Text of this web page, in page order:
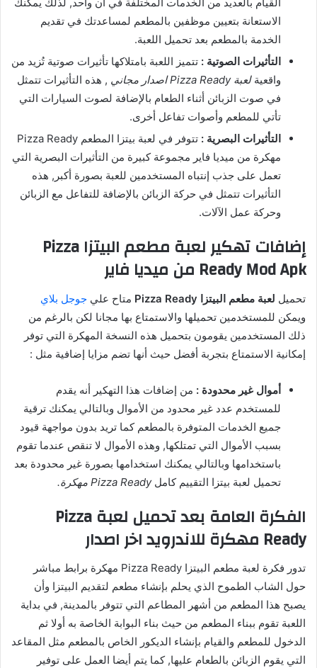
القيام بالعديد من الخدمات المختلفة في آن واحد, لذلك يمكنك
الاستعانة بتعيين موظفين بالمطعم لمساعدتك في تقديم
الخدمة بالمطعم بعد تحميل اللعبة.
التأثيرات الصوتية : تتميز اللعبة بامتلاكها تأثيرات صوتية تُزيد من
واقعيةلعبة Pizza Ready اصدار مجاني
, هذه التأثيرات تتمثل
في صوت الزبائن أثناء الطعام بالإضافة لصوت السيارات التي
تأتي للمطعم وأصوات تفاعل أخرى.
التأثيرات البصرية :
تتوفر في لعبة بيتزا المطعم Pizza Ready
مهكرة من ميديا فاير مجموعة كبيرة من التأثيرات البصرية التي
تعمل على جذب إنتباه المستخدمين للعبة بصورة أكبر, هذه
التأثيرات تتمثل في حركة الزبائن بالإضافة للتفاعل مع الزبائن
وحركة عمل الآلات.
إضافات تهكير لعبة مطعم البيتزا Pizza
Ready Mod Apk من ميديا فاير
تحميل لعبة مطعم البيتزا Pizza Ready متاح علي جوجل بلاي
ويمكن للمستخدمين تحميلها والاستمتاع بها مجانا لكن بالرغم من
ذلك المستخدمين يقومون بتحميل هذه النسخة المهكرة التي توفر
إمكانية الاستمتاع بتجربة أفضل حيث أنها تضم مزايا إضافية مثل :
أموال غير محدودة : من إضافات هذا التهكير أنه يقدم
للمستخدم عدد غير محدود من الأموال وبالتالي يمكنك ترقية
جميع الخدمات المتوفرة بالمطعم كما تريد بدون مواجهة قيود
بسبب الأموال التي تمتلكها, وهذه الأموال لا تنقص عندما تقوم
باستخدامها وبالتالي يمكنك استخدامها بصورة غير محدودة بعد
تحميل لعبة بيتزا التقييم كاملPizza Ready مهكرة.
الفكرة العامة بعد تحميل لعبة Pizza
Ready مهكرة للاندرويد اخر اصدار
تدور فكرة لعبة مطعم البيتزا Pizza Ready مهكرة برابط مباشر
حول الشاب الطموح الذي يحلم بإنشاء مطعم لتقديم البيتزا وأن
يصبح هذا المطعم من أشهر المطاعم التي تتوفر بالمدينة, في بداية
اللعبة تقوم ببناء المطعم من حيث بناء البوابة الخاصة به أولا ثم
الدخول للمطعم والقيام بإنشاء الديكور الخاص بالمطعم مثل المقاعد
التي يقوم الزبائن بالطعام عليها, كما يتم أيضا العمل على توفير